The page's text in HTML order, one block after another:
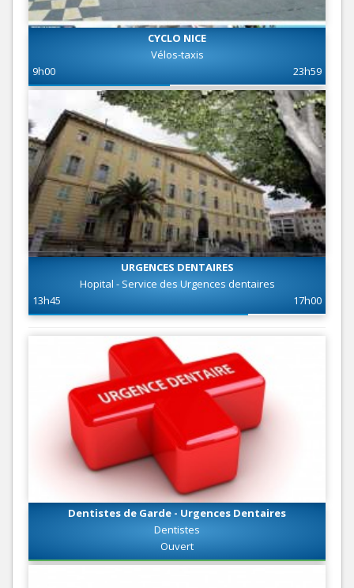
CYCLO NICE
Vélos-taxis
9h00
23h59
URGENCES DENTAIRES
Hopital - Service des Urgences dentaires
13h45
17h00
Dentistes de Garde - Urgences Dentaires
Dentistes
Ouvert